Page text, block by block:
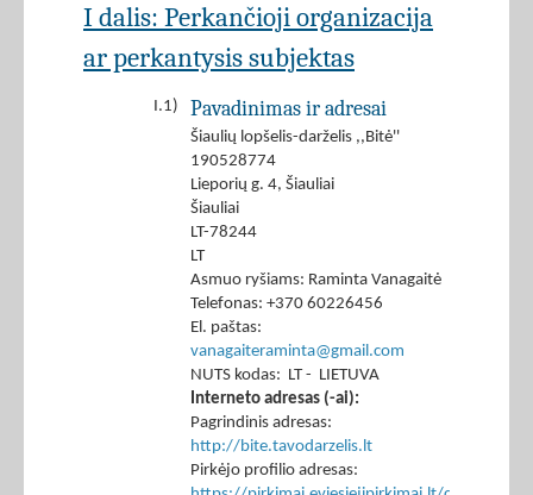
I dalis: Perkančioji organizacija
ar perkantysis subjektas
I.1) Pavadinimas ir adresai
Šiaulių lopšelis-darželis ,,Bitė''
190528774
Lieporių g. 4, Šiauliai
Šiauliai
LT-78244
LT
Asmuo ryšiams: Raminta Vanagaitė
Telefonas: +370 60226456
El. paštas:
vanagaiteraminta@gmail.com
NUTS kodas: LT - LIETUVA
Interneto adresas (-ai):
Pagrindinis adresas:
http://bite.tavodarzelis.lt
Pirkėjo profilio adresas: